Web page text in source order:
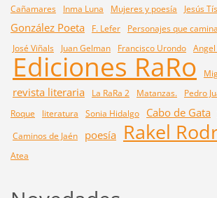
Cañamares
Inma Luna Mujeres y poesía Jesús
González Poeta
F. Lefer
Personajes que
José Viñals
Juan Gelman Francisco Urondo
Ediciones RaRo
revista literaria La RaRa 2 Matanzas.
Pedro
Roque
literatura Sonia Hidalgo Cabo de Gata
Caminos de Jaén poesía Rakel
Atea